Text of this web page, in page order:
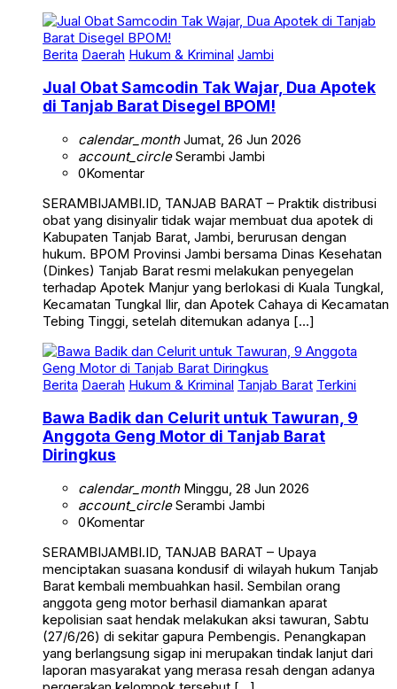
Berita Daerah Hukum & Kriminal Jambi
Jual Obat Samcodin Tak Wajar, Dua Apotek
di Tanjab Barat Disegel BPOM!
calendar_monthJumat, 26 Jun 2026
account_circleSerambi Jambi
0Komentar
SERAMBIJAMBI.ID, TANJAB BARAT – Praktik distribusi
obat yang disinyalir tidak wajar membuat dua apotek di
Kabupaten Tanjab Barat, Jambi, berurusan dengan
hukum. BPOM Provinsi Jambi bersama Dinas Kesehatan
(Dinkes) Tanjab Barat resmi melakukan penyegelan
terhadap Apotek Manjur yang berlokasi di Kuala Tungkal,
Kecamatan Tungkal Ilir, dan Apotek Cahaya di Kecamatan
Tebing Tinggi, setelah ditemukan adanya […]
Berita Daerah Hukum & Kriminal Tanjab Barat Terkini
Bawa Badik dan Celurit untuk Tawuran, 9
Anggota Geng Motor di Tanjab Barat
Diringkus
calendar_monthMinggu, 28 Jun 2026
account_circleSerambi Jambi
0Komentar
SERAMBIJAMBI.ID, TANJAB BARAT – Upaya
menciptakan suasana kondusif di wilayah hukum Tanjab
Barat kembali membuahkan hasil. Sembilan orang
anggota geng motor berhasil diamankan aparat
kepolisian saat hendak melakukan aksi tawuran, Sabtu
(27/6/26) di sekitar gapura Pembengis. Penangkapan
yang berlangsung sigap ini merupakan tindak lanjut dari
laporan masyarakat yang merasa resah dengan adanya